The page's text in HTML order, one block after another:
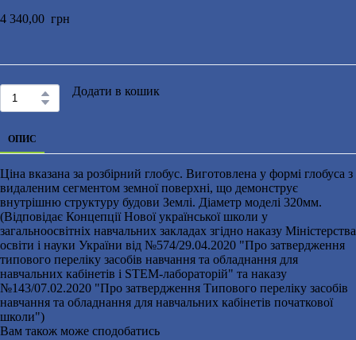
4 340,00  грн
Додати в кошик
ОПИС
Ціна вказана за розбірний глобус. Виготовлена у формі глобуса з
видаленим сегментом земної поверхні, що демонструє
внутрішню структуру будови Землі. Діаметр моделі 320мм.
(Відповідає Концепції Нової української школи у
загальноосвітніх навчальних закладах згідно наказу Міністерства
освіти і науки України від №574/29.04.2020 "Про затвердження
типового переліку засобів навчання та обладнання для
навчальних кабінетів і STEM-лабораторій" та наказу
№143/07.02.2020 "Про затвердження Типового переліку засобів
навчання та обладнання для навчальних кабінетів початкової
школи")
Вам також може сподобатись